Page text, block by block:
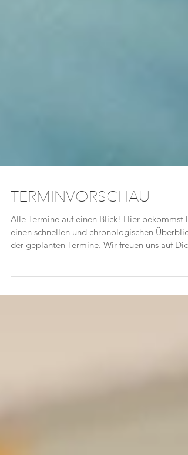
TERMINVORSCHAU
Alle Termine auf einen Blick! Hier bekommst
einen schnellen und chronologischen Überblick